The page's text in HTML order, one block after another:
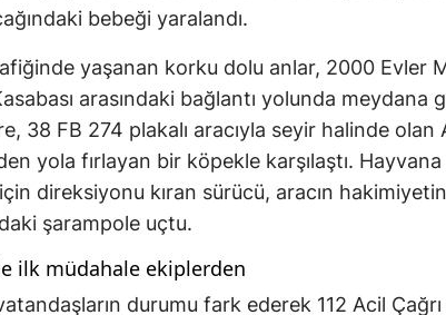
bebeği yaralandı.
yaşanan korku dolu anlar, 2000 Evler
arasındaki bağlantı yolunda meydana
38 FB 274 plakalı aracıyla seyir halinde olan
yola fırlayan bir köpekle karşılaştı.
direksiyonu kıran sürücü, aracın
şarampole uçtu.
ilk müdahale ekiplerden
durumu fark ederek 112 Acil